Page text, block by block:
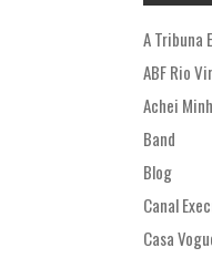
A Tribuna
ABF Rio
Achei
Band
Blog
Canal
Casa